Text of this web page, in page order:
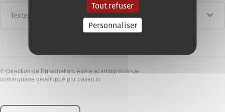
Textes de référence
© Direction de l'information légale et administrative
comarquage developpé par baseo.io
Tout refuser
Personnaliser